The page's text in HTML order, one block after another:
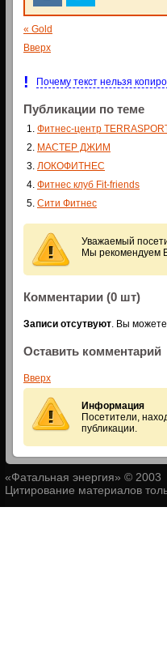
« Gold
Вверх
! Почему текст нельзя
Публикации по теме
Фитнес-центр
МАСТЕР ДЖИМ
ЛОКОФИТНЕС
Фитнес клуб Fit-friends
Сити Фитнес
Уважаемый
Мы рекомендуем
Комментарии (0 шт)
Записи отсутвуют. Вы
Оставить комментарий
Вверх
Информация
Посетители,
публикации.
«Фатальная энергия» © 2003
Цитирование материалов